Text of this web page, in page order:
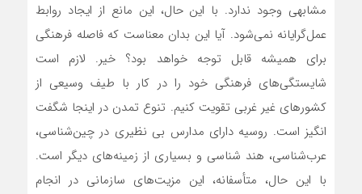
مشابهی وجود ندارد. با این حال، این مانع از ایجاد روابط
عمل‌گرایانه نمی‌شود. آیا این بدان معناست که فاصله فرهنگی
برای همیشه قابل توجه خواهد بود؟ خیر. لازم است
شایستگی‌های فرهنگی خود را در کار با طیف وسیعی از
کشورهای غیر غربی تقویت کنیم. تنوع تمدن در اینجا شگفت
انگیز است. روسیه دارای مدارس بی نظیری در چین‌شناسی،
عرب‌شناسی، هند شناسی و بسیاری از زمینه‌های دیگر است.
با این حال، متأسفانه، این مزیت‌های سازمانی در انجام